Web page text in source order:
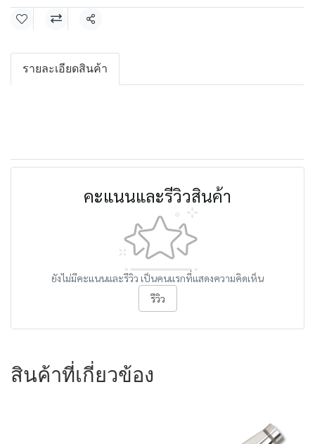
แชร์
รายละเอียดสินค้า
คะแนนและรีวิวสินค้า
ยังไม่มีคะแนนและรีวิว เป็นคนแรกที่แสดงความคิดเห็น
รีวิว
สินค้าที่เกี่ยวข้อง